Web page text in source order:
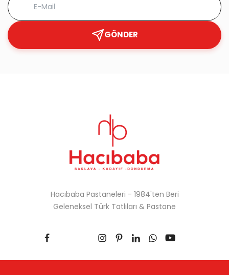
GÖNDER
Hacıbaba Pastaneleri - 1984'ten Beri
Geleneksel Türk Tatlıları & Pastane